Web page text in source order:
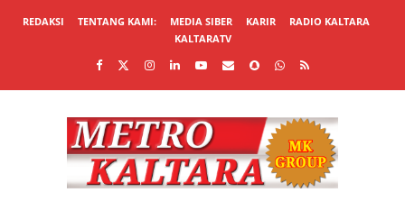
REDAKSI TENTANG KAMI: MEDIA SIBER KARIR
RADIO KALTARA
KALTARATV